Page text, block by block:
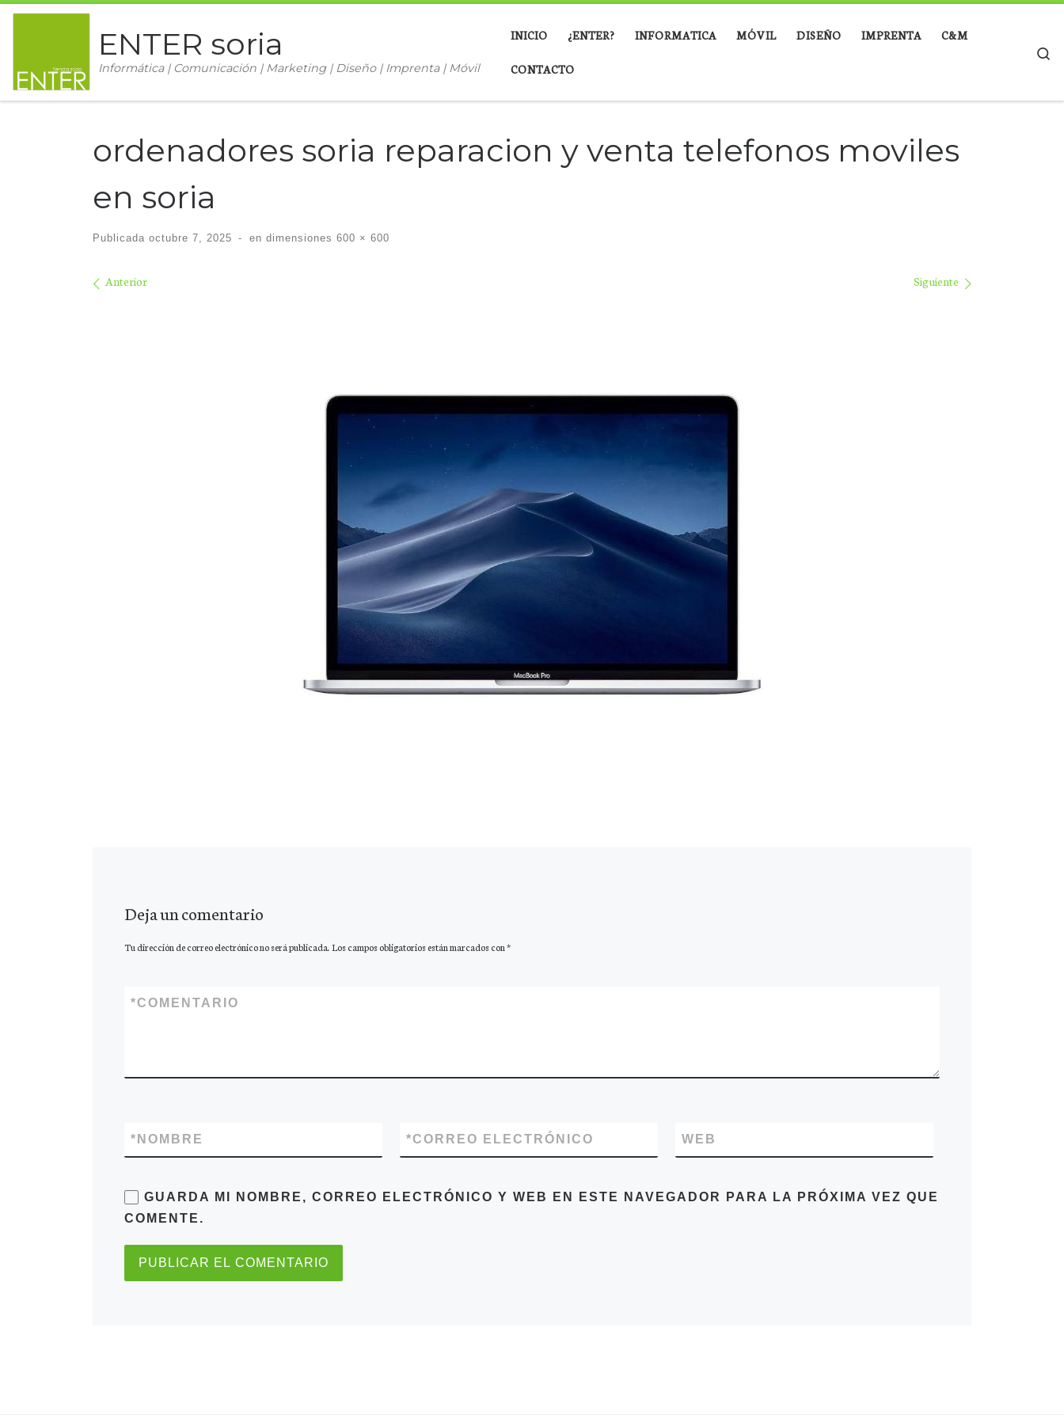
ENTER soria
Informática | Comunicación | Marketing | Diseño | Imprenta | Móvil
INICIO ¿ENTER? INFORMATICA MÓVIL DISEÑO IMPRENTA C&M
CONTACTO
ordenadores soria reparacion y venta telefonos moviles
en soria
Publicada octubre 7, 2025 - en dimensiones 600 × 600
Navegación de imágenes
Anterior Siguiente
Deja un comentario
Tu dirección de correo electrónico no será publicada.Los campos obligatorios están marcados con*
COMENTARIO
*
NOMBRE
* CORREO ELECTRÓNICO
* WEB
GUARDA MI NOMBRE, CORREO ELECTRÓNICO Y WEB EN ESTE NAVEGADOR PARA LA PRÓXIMA VEZ QUE
COMENTE.